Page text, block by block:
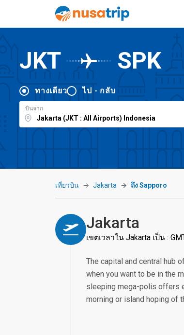
JKT SPK
ทางเดียว ไป - กลับ
บินจาก
เที่ยวบิน Jakarta ถึง Sapporo
Jakarta
เขตเวลาใน Jakarta เป็น :
The capital and central hub
when you want to be in the
sleeping mega-polis offers
morning or island hoping of